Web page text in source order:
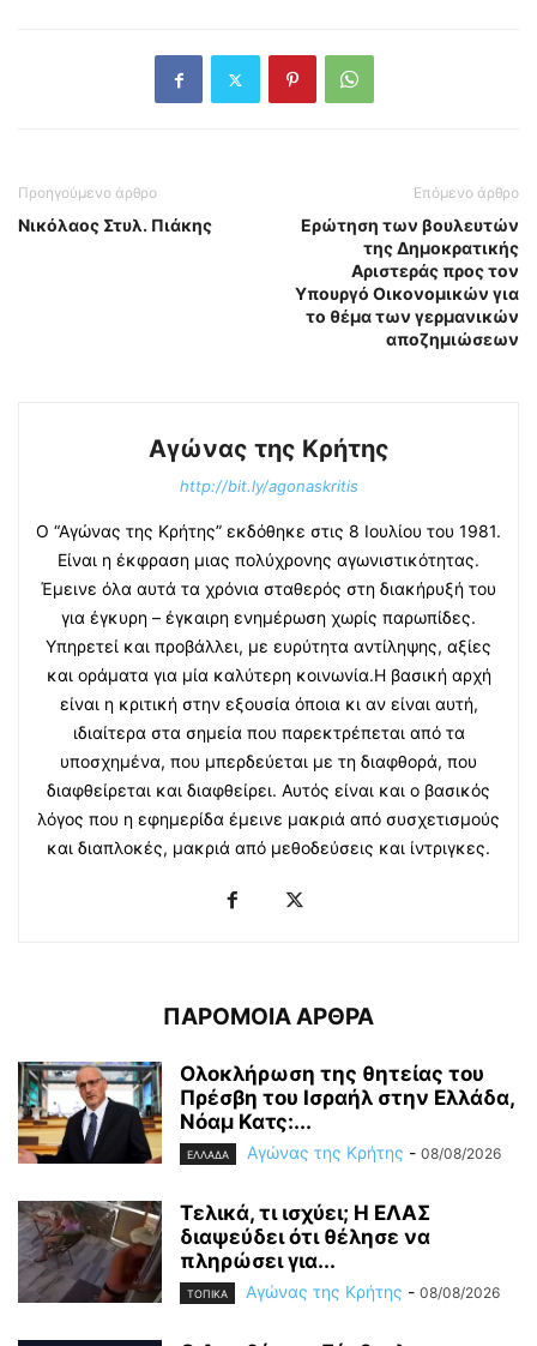
Προηγούμενο άρθρο
Νικόλαος Στυλ. Πιάκης
Επόμενο άρθρο
Ερώτηση των βουλευτών
της Δημοκρατικής
Αριστεράς προς τον
Υπουργό Οικονομικών για
το θέμα των γερμανικών
αποζημιώσεων
Αγώνας της Κρήτης
http://bit.ly/agonaskritis
Ο “Αγώνας της Κρήτης” εκδόθηκε στις 8 Ιουλίου του 1981.
Είναι η έκφραση μιας πολύχρονης αγωνιστικότητας.
Έμεινε όλα αυτά τα χρόνια σταθερός στη διακήρυξή του
για έγκυρη – έγκαιρη ενημέρωση χωρίς παρωπίδες.
Υπηρετεί και προβάλλει, με ευρύτητα αντίληψης, αξίες
και οράματα για μία καλύτερη κοινωνία.Η βασική αρχή
είναι η κριτική στην εξουσία όποια κι αν είναι αυτή,
ιδιαίτερα στα σημεία που παρεκτρέπεται από τα
υποσχημένα, που μπερδεύεται με τη διαφθορά, που
διαφθείρεται και διαφθείρει. Αυτός είναι και ο βασικός
λόγος που η εφημερίδα έμεινε μακριά από συσχετισμούς
και διαπλοκές, μακριά από μεθοδεύσεις και ίντριγκες.
ΠΑΡΟΜΟΙΑ ΑΡΘΡΑ
Ολοκλήρωση της θητείας του
Πρέσβη του Ισραήλ στην Ελλάδα,
Νόαμ Κατς:...
ΕΛΛΑΔΑ Αγώνας της Κρήτης - 08/08/2026
Τελικά, τι ισχύει; Η ΕΛΑΣ
διαψεύδει ότι θέλησε να
πληρώσει για...
ΤΟΠΙΚΑ Αγώνας της Κρήτης - 08/08/2026